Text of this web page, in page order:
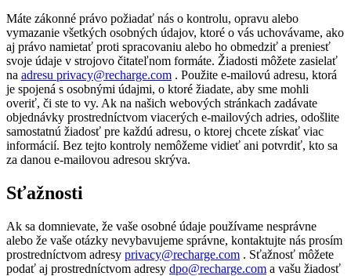
Máte zákonné právo požiadať nás o kontrolu, opravu alebo
vymazanie všetkých osobných údajov, ktoré o vás uchovávame, ako
aj právo namietať proti spracovaniu alebo ho obmedziť a preniesť
svoje údaje v strojovo čitateľnom formáte. Žiadosti môžete zasielať
na adresu privacy@recharge.com . Použite e-mailovú adresu, ktorá
je spojená s osobnými údajmi, o ktoré žiadate, aby sme mohli
overiť, či ste to vy. Ak na našich webových stránkach zadávate
objednávky prostredníctvom viacerých e-mailových adries, odošlite
samostatnú žiadosť pre každú adresu, o ktorej chcete získať viac
informácií. Bez tejto kontroly nemôžeme vidieť ani potvrdiť, kto sa
za danou e-mailovou adresou skrýva.
Sťažnosti
Ak sa domnievate, že vaše osobné údaje používame nesprávne
alebo že vaše otázky nevybavujeme správne, kontaktujte nás prosím
prostredníctvom adresy privacy@recharge.com . Sťažnosť môžete
podať aj prostredníctvom adresy dpo@recharge.com a vašu žiadosť